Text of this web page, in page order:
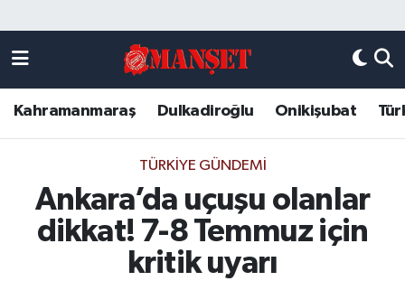
Kahramanmaraş Dulkadiroğlu Onikişubat
TÜRKIYE GÜNDEMI
Ankara’da uçuşu olanlar
dikkat! 7-8 Temmuz için
kritik uyarı
DULKADİROĞLU
KAHRAMANMARAŞ
ONİKİŞUBAT
ÖZEL HABER
Kahramanmaraş Nöbetçi Eczaneler
Kahramanmaraş Hava Durumu
Kahramanmaraş Trafik Yoğunluk Haritası
Süper Lig Puan Durumu ve Fikstür
Tüm Manşetler